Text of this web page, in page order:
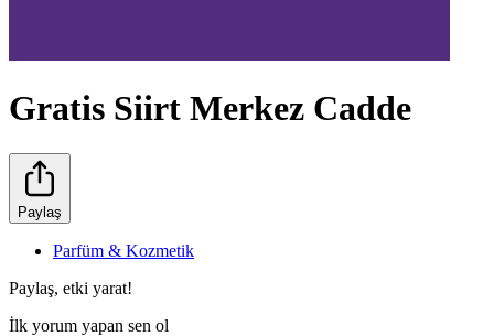
Gratis Siirt Merkez Cadde
Paylaş
Parfüm & Kozmetik
Paylaş, etki yarat!
İlk yorum yapan sen ol